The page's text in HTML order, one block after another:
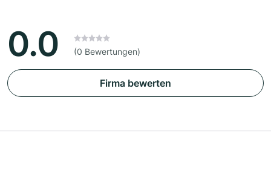
0.0 (0 Bewertungen)
Firma bewerten